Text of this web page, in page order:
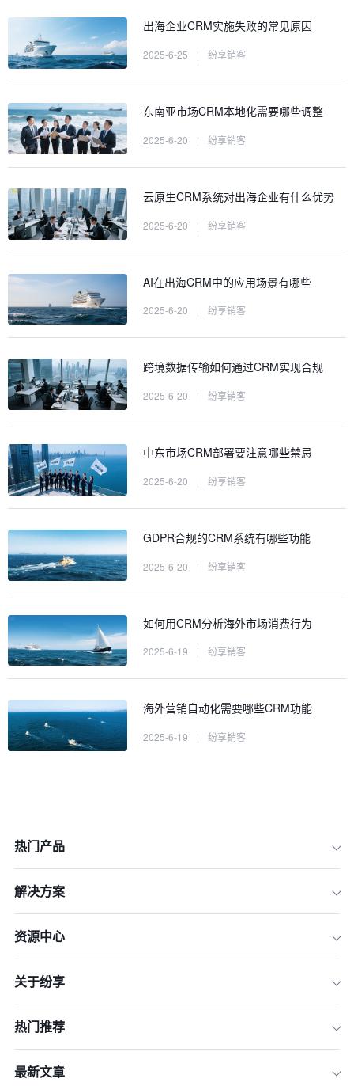
2.电子邮件营销的实施步骤
出海企业CRM实施失败的常见原因
2025-6-25 | 纷享销客
东南亚市场CRM本地化需要哪些调整
2025-6-20 | 纷享销客
云原生CRM系统对出海企业有什么优势
2025-6-20 | 纷享销客
AI在出海CRM中的应用场景有哪些
2025-6-20 | 纷享销客
跨境数据传输如何通过CRM实现合规
2025-6-20 | 纷享销客
中东市场CRM部署要注意哪些禁忌
2025-6-20 | 纷享销客
GDPR合规的CRM系统有哪些功能
2025-6-20 | 纷享销客
如何用CRM分析海外市场消费行为
2025-6-19 | 纷享销客
海外营销自动化需要哪些CRM功能
2025-6-19 | 纷享销客
热门产品
解决方案
资源中心
关于纷享
热门推荐
最新文章